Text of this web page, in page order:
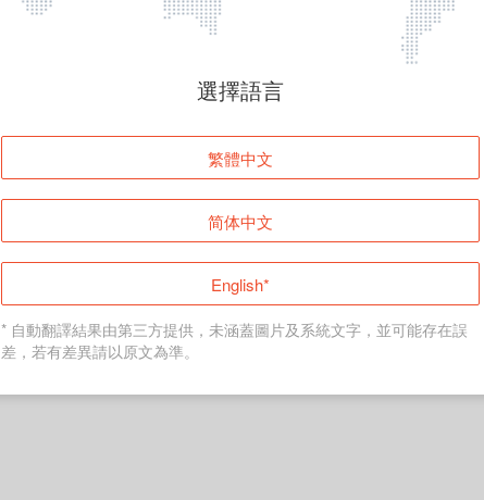
頁面無法顯示
登入
返回首頁
選擇語言
繁體中文
简体中文
English*
* 自動翻譯結果由第三方提供，未涵蓋圖片及系統文字，並可能存在誤
差，若有差異請以原文為準。